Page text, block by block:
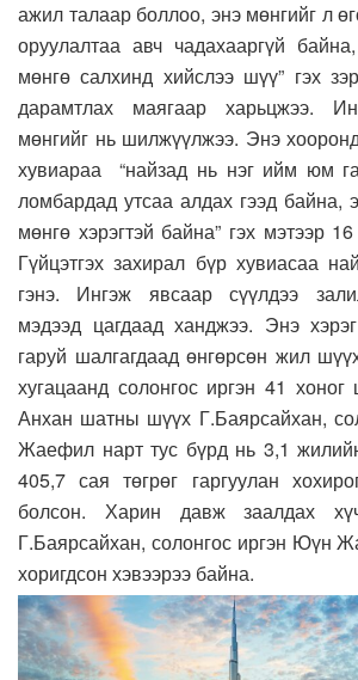
ажил талаар боллоо, энэ мөнгийг л
оруулалтаа авч чадахааргүй
мөнгө салхинд хийслээ шүү” гэх
дарамтлах маягаар харьцжээ.
мөнгийг нь шилжүүлжээ. Энэ
хувиараа “найзад нь нэг ийм юм
ломбардад утсаа алдах гээд байна,
мөнгө хэрэгтэй байна” гэх мэтээр
Гүйцэтгэх захирал бүр хувиасаа
гэнэ. Ингэж явсаар сүүлдээ
мэдээд цагдаад ханджээ. Энэ
гаруй шалгагдаад өнгөрсөн жил
хугацаанд солонгос иргэн 41 хоног
Анхан шатны шүүх Г.Баярсайхан,
Жаефил нарт тус бүрд нь 3,1
405,7 сая төгрөг гаргуулан
болсон. Харин давж заалдах
Г.Баярсайхан, солонгос иргэн Юүн
хоригдсон хэвээрээ байна.